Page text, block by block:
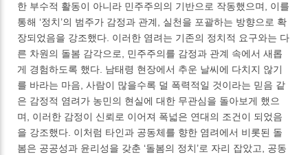
한 부수적 활동이 아니라 민주주의의 기반으로 작동했으며, 이를
통해 ‘정치’의 범주가 감정과 관계, 실천을 포괄하는 방향으로 확
장되었음을 강조했다. 이러한 염려는 기존의 정치적 요구와는 다
른 차원의 돌봄 감각으로, 민주주의를 감정과 관계 속에서 새롭
게 경험하도록 했다. 남태령 현장에서 추운 날씨에 다치지 않기
를 바라는 마음, 사람이 많을수록 덜 폭력적일 것이라는 믿음 같
은 감정적 염려가 농민의 현실에 대한 무관심을 돌아보게 했으
며, 이러한 감정이 신뢰로 이어져 폭넓은 연대의 조건이 되었음
을 강조했다. 이처럼 타인과 공동체를 향한 염려에서 비롯된 돌
봄은 공공성과 윤리성을 갖춘 ‘돌봄의 정치’로 자리 잡았고, 공동